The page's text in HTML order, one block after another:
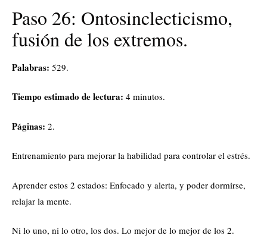
Paso 26: Ontosinclecticismo,
fusión de los extremos.
Palabras: 529.
Tiempo estimado de lectura: 4 minutos.
Páginas: 2.
Entrenamiento para mejorar la habilidad para controlar el estrés.
Aprender estos 2 estados: Enfocado y alerta, y poder dormirse,
relajar la mente.
Ni lo uno, ni lo otro, los dos. Lo mejor de lo mejor de los 2.